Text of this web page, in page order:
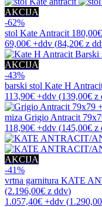
AKCIJA
-62%
stol Kate Antracit 180,00€
69,00€ +ddv (84,20€ z
AKCIJA
-43%
barski stol Kate H
113,90€ +ddv (139,00€ z
miza Grigio Antracit
118,90€ +ddv (145,00€ z
AKCIJA
-41%
vrtna garnitura KATE
(2.196,00€ z ddv)
1.057,40€ +ddv (